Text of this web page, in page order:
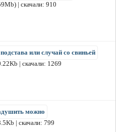
| скачали: 910
или случай со свиньей
| скачали: 1269
можно
| скачали: 799